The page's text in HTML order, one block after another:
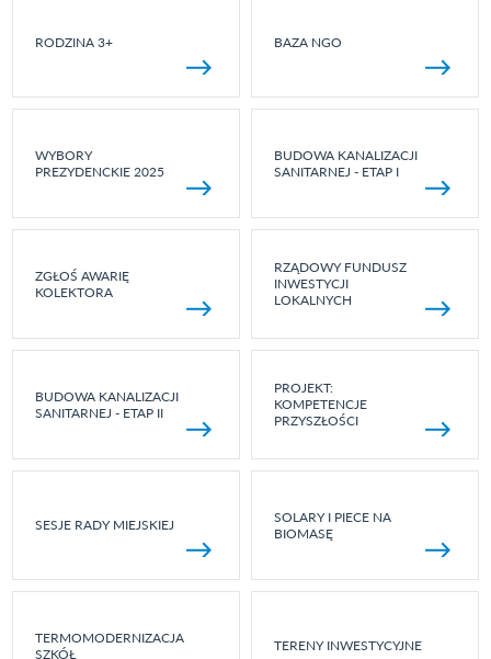
RODZINA 3+ BAZA NGO
WYBORY
PREZYDENCKIE 2025
BUDOWA KANALIZACJI
SANITARNEJ - ETAP I
ZGŁOŚ AWARIĘ
KOLEKTORA
RZĄDOWY FUNDUSZ
INWESTYCJI
LOKALNYCH
BUDOWA KANALIZACJI
SANITARNEJ - ETAP II
PROJEKT:
KOMPETENCJE
PRZYSZŁOŚCI
SESJE RADY MIEJSKIEJ
SOLARY I PIECE NA
BIOMASĘ
TERMOMODERNIZACJA
SZKÓŁ
TERENY INWESTYCYJNE